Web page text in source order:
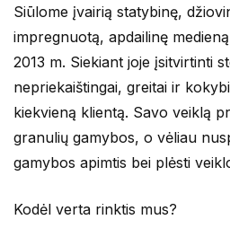
Siūlome įvairią statybinę,
impregnuotą, apdailinę
2013 m. Siekiant joje įsitvirtinti
nepriekaištingai, greitai ir
kiekvieną klientą. Savo veiklą
granulių gamybos, o vėliau
gamybos apimtis bei plėsti
Kodėl verta rinktis mus?